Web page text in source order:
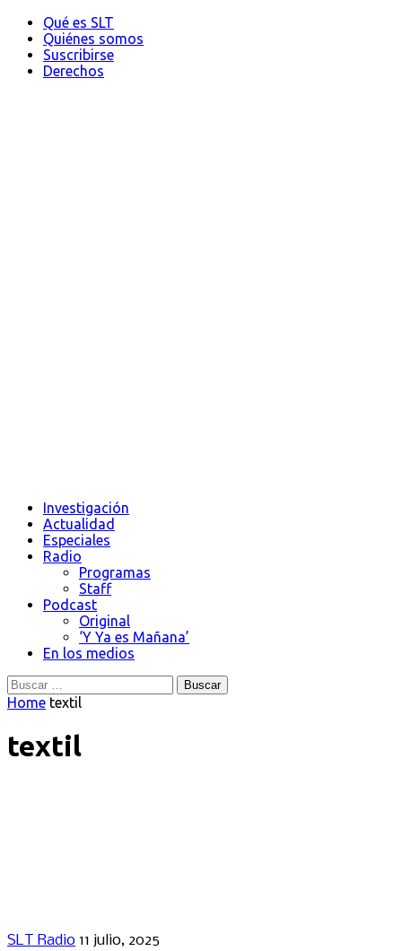
Qué es SLT
Quiénes somos
Suscribirse
Derechos
Investigación
Actualidad
Especiales
Radio
Programas
Staff
Podcast
Original
‘Y Ya es Mañana’
En los medios
Buscar:
Home textil
textil
SLT Radio 11 julio, 2025